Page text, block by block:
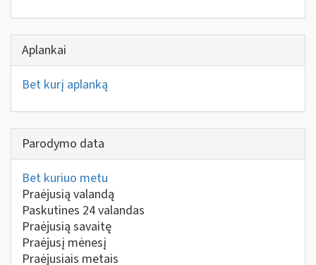
Aplankai
Bet kurį aplanką
Parodymo data
Bet kuriuo metu
Praėjusią valandą
Paskutines 24 valandas
Praėjusią savaitę
Praėjusį mėnesį
Praėjusiais metais